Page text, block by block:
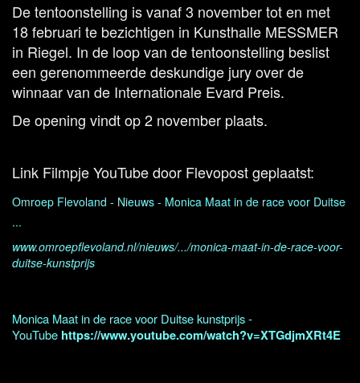
De tentoonstelling is vanaf 3 november tot en met
18 februari te bezichtigen in Kunsthalle MESSMER
in Riegel. In de loop van de tentoonstelling beslist
een gerenommeerde deskundige jury over de
winnaar van de Internationale Evard Preis.
De opening vindt op 2 november plaats.
Link Filmpje YouTube door Flevopost geplaatst:
Omroep Flevoland - Nieuws - Monica Maat in de race voor Duitse
...
www.omroepflevoland.nl/nieuws/.../monica-maat-in-de-race-voor-
duitse-kunstprijs
Monica Maat in de race voor Duitse kunstprijs -
YouTube https://www.youtube.com/watch?v=XTGdjmXRt4E